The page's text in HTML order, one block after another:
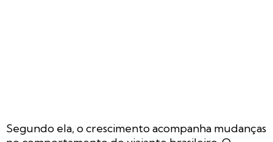
Segundo ela, o crescimento acompanha mudanças